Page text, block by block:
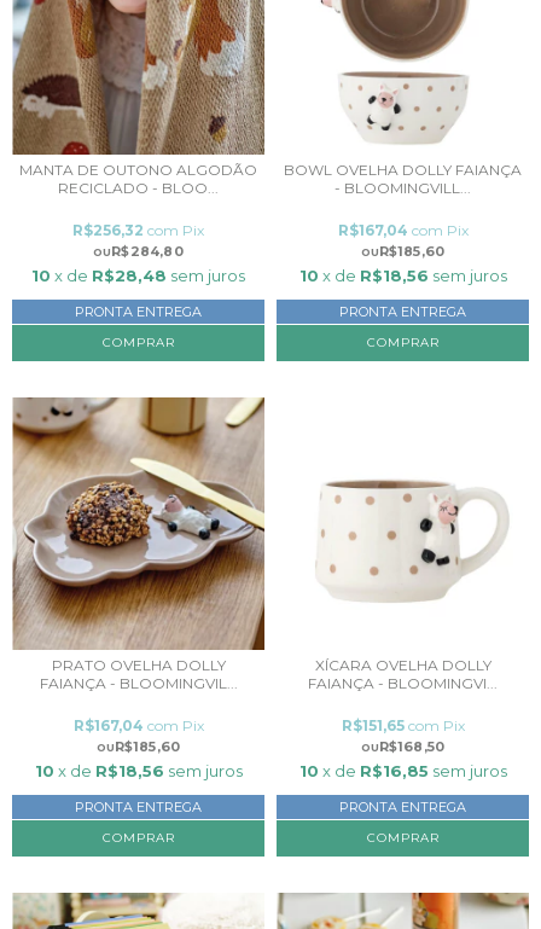
MANTA DE OUTONO ALGODÃO
RECICLADO - BLOO...
R$284,80
R$256,32 com Pix
10 x de R$28,48 sem juros
PRONTA ENTREGA
BOWL OVELHA DOLLY FAIANÇA
- BLOOMINGVILL...
R$185,60
R$167,04 com Pix
10 x de R$18,56 sem juros
PRONTA ENTREGA
PRATO OVELHA DOLLY
FAIANÇA - BLOOMINGVIL...
R$185,60
R$167,04 com Pix
10 x de R$18,56 sem juros
PRONTA ENTREGA
XÍCARA OVELHA DOLLY
FAIANÇA - BLOOMINGVI...
R$168,50
R$151,65 com Pix
10 x de R$16,85 sem juros
PRONTA ENTREGA